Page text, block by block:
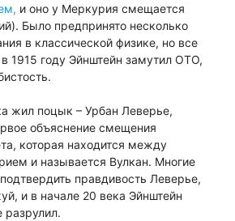
и оно у Меркурия смещается
Было предпринято несколько
в классической физике, но все
1915 году Эйнштейн замутил ОТО,
жил поцык – Урбан Леверье,
объяснение смещения
которая находится между
и называется Вулкан. Многие
правдивость Леверье,
и в начале 20 века Эйнштейн
разрулил.